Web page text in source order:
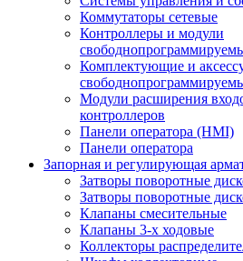
Коммутаторы сетевые
Контроллеры и модули
Комплектующие и
Модули расширения
контроллеров
Панели оператора (HMI)
Панели оператора
Запорная и регулирующая
Затворы поворотные
Затворы поворотные
Клапаны смесительные
Клапаны 3-х ходовые
Коллекторы